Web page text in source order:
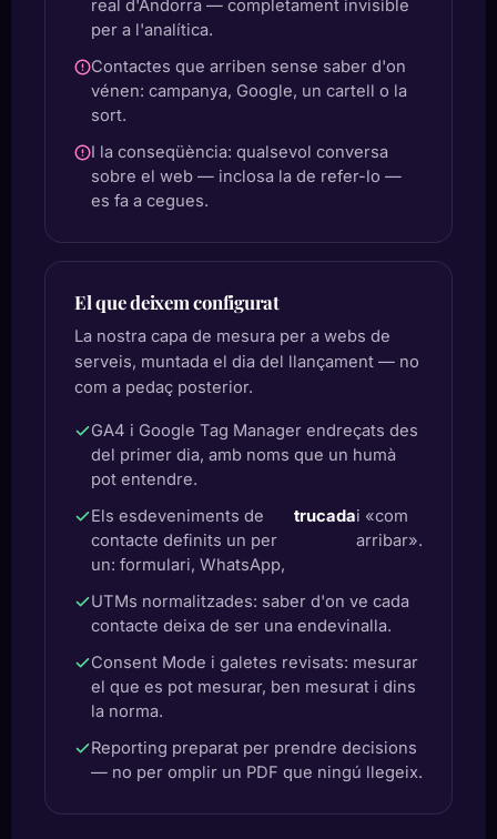
real d'Andorra — completament invisible
per a l'analítica.
Contactes que arriben sense saber d'on
vénen: campanya, Google, un cartell o la
sort.
I la conseqüència: qualsevol conversa
sobre el web — inclosa la de refer-lo —
es fa a cegues.
El que deixem configurat
La nostra capa de mesura per a webs de
serveis, muntada el dia del llançament — no
com a pedaç posterior.
GA4 i Google Tag Manager endreçats des
del primer dia, amb noms que un humà
pot entendre.
Els esdeveniments de
contacte definits un per
un: formulari, WhatsApp,
trucadai «com
arribar».
UTMs normalitzades: saber d'on ve cada
contacte deixa de ser una endevinalla.
Consent Mode i galetes revisats: mesurar
el que es pot mesurar, ben mesurat i dins
la norma.
Reporting preparat per prendre decisions
— no per omplir un PDF que ningú llegeix.